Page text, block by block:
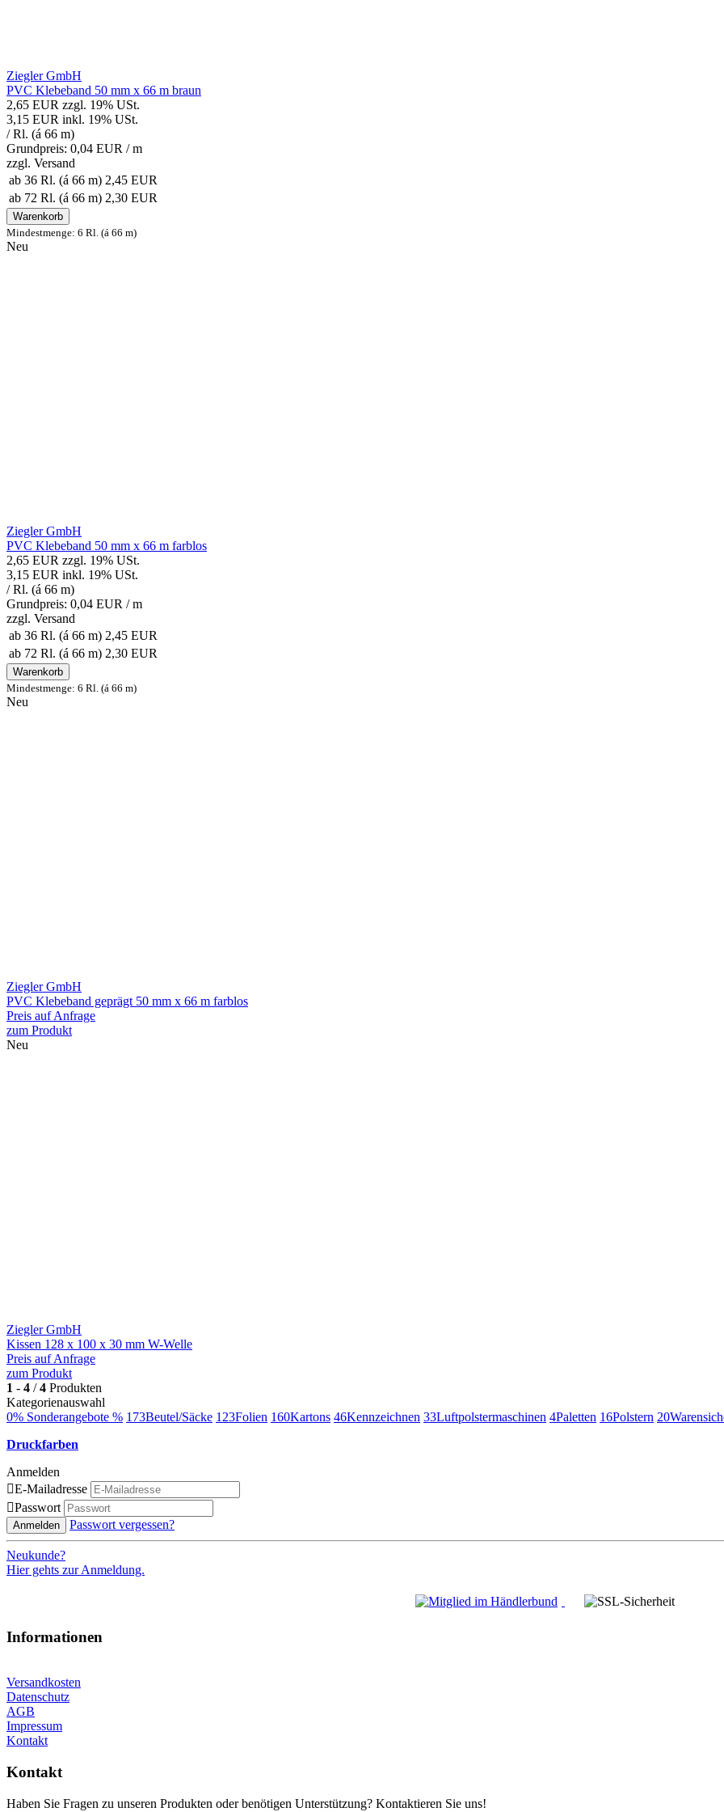
Ziegler GmbH
PVC Klebeband 50 mm x 66 m braun
2,65 EUR zzgl. 19% USt.
3,15 EUR inkl. 19% USt.
/ Rl. (á 66 m)
Grundpreis: 0,04 EUR /m
zzgl. Versand
ab 36 Rl. (á 66 m) 2,45 EUR
ab 72 Rl. (á 66 m) 2,30 EUR
Warenkorb
Mindestmenge: 6 Rl. (á 66 m)
Neu
Ziegler GmbH
PVC Klebeband 50 mm x 66 m farblos
2,65 EUR zzgl. 19% USt.
3,15 EUR inkl. 19% USt.
/ Rl. (á 66 m)
Grundpreis: 0,04 EUR /m
zzgl. Versand
ab 36 Rl. (á 66 m) 2,45 EUR
ab 72 Rl. (á 66 m) 2,30 EUR
Warenkorb
Mindestmenge: 6 Rl. (á 66 m)
Neu
Ziegler GmbH
PVC Klebeband geprägt 50 mm x 66 m farblos
Preis auf Anfrage
zum Produkt
Neu
Ziegler GmbH
Kissen 128 x 100 x 30 mm W-Welle
Preis auf Anfrage
zum Produkt
1 - 4 /4 Produkten
Kategorienauswahl
0% Sonderangebote % 173Beutel/Säcke 123Folien 160Kartons 46Kennzeichnen 33Luftpolstermaschinen 4Paletten 16Polstern 20
Druckfarben
Anmelden
E-Mailadresse
Passwort
Anmelden Passwort vergessen?
Neukunde?
Hier gehts zur Anmeldung.
Informationen
Versandkosten
Datenschutz
AGB
Impressum
Kontakt
Kontakt
Haben Sie Fragen zu unseren Produkten oder benötigen Unterstützung? Kontaktieren Sie uns!